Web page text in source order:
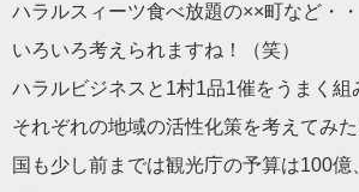
ハラルスィーツ食べ放題の××町など・・
いろいろ考えられますね！（笑）
ハラルビジネスと1村1品1催をうまく組
それぞれの地域の活性化策を考えてみた
国も少し前までは観光庁の予算は100億